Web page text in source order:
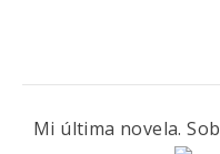
Mi última novela.